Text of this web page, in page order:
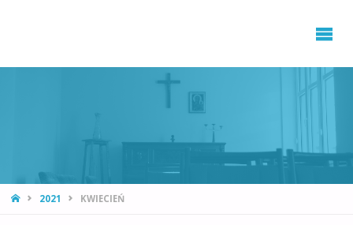
STRONA
2021 KWIECIEŃ